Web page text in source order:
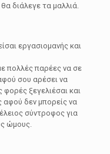
διάλεγε τα μαλλιά.
εργασιομανής και
πολλές παρέες να σε
σου αρέσει να
ξεγελιέσαι και
δεν μπορείς να
σύντροφος για
ώμους.